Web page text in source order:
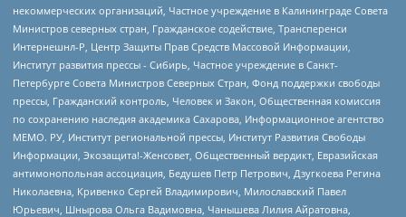
некоммерческих организаций, Частное учреждение в Калининграде Совета
Министров северных стран, Гражданское содействие, Трансперенси
Интернешнл-Р, Центр Защиты Прав Средств Массовой Информации,
Институт развития прессы - Сибирь, Частное учреждение в Санкт-
Петербурге Совета Министров Северных Стран, Фонд поддержки свободы
прессы, Гражданский контроль, Человек и Закон, Общественная комиссия
по сохранению наследия академика Сахарова, Информационное агентство
МЕМО. РУ, Институт региональной прессы, Институт Развития Свободы
Информации, Экозащита!-Женсовет, Общественный вердикт, Евразийская
антимонопольная ассоциация, Бедушев Петр Петрович, Дзугкоева Регина
Николаевна, Кривенко Сергей Владимирович, Милославский Павел
Юрьевич, Шнырова Ольга Вадимовна, Чанышева Лилия Айратовна,